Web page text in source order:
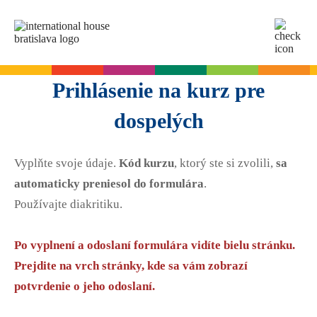
SK
Pre dospelých
Slovenčina
Nemčina
Taliančina
Francúzština
Ruština
Angličtina
Nemčina
Leto s angličtinou pre tínedžerov
Cambridge skúšky
Priebeh skúšky
Príprava na skúšku
Skúšky pre deti
Termíny skúšok Slovenčina A2
O A2 skúške zo slovenčiny
Start Right na školách
Prihlásenie na kurz pre
dospelých
Vyplňte svoje údaje. Kód kurzu, ktorý ste si zvolili, sa
automaticky preniesol do formulára.
Používajte diakritiku.
Po vyplnení a odoslaní formulára vidíte bielu stránku.
Prejdite na vrch stránky, kde sa vám zobrazí
potvrdenie o jeho odoslaní.